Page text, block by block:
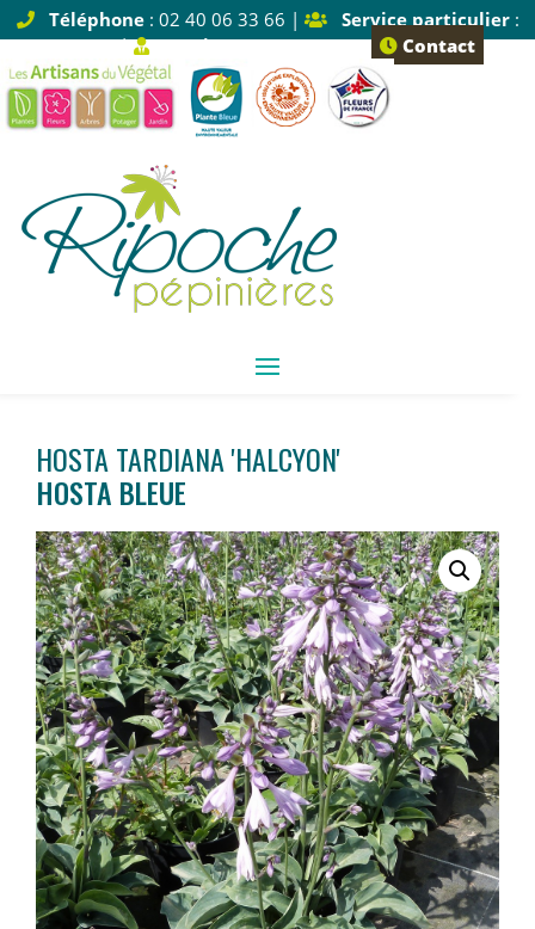
Téléphone: 02 40 06 33 66 | Service particulier:
Tapez 1 |
Service pro: Tapez 2 Contact
HOSTA TARDIANA 'HALCYON'
HOSTA BLEUE